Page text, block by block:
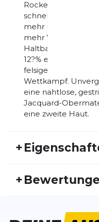
Rocker-Sohle
schnelle Trails und
mehr
mehr Vortrieb bei
Haltbarkeit,
12?% erhöhten
felsigem
Wettkampf.
eine nahtlose,
Jacquard-
eine zweite Haut.
+
Aktivitätstyp:
Schuhdämpfung:
+